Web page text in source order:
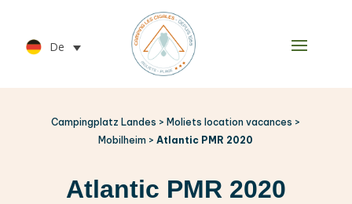
De
Campingplatz Landes > Moliets location vacances >
Mobilheim >Atlantic PMR 2020
Atlantic PMR 2020